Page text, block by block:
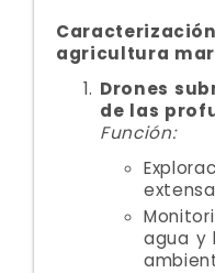
agricultura
Drones
de las
Función:
agua y